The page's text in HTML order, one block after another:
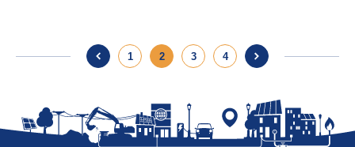
1 2 3 4